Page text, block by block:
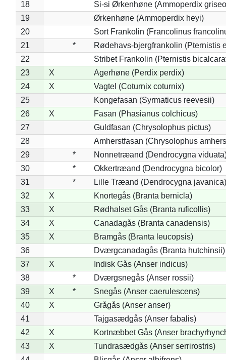
18
Si-si Ørkenhøne (Ammoperdix
19
Ørkenhøne (Ammoperdix heyi)
20
Sort Frankolin (Francolinus
21
*
Rødehavs-bjergfrankolin (Pternistis
22
Stribet Frankolin (Pternistis
23
X
Agerhøne (Perdix perdix)
24
X
Vagtel (Coturnix coturnix)
25
Kongefasan (Syrmaticus reevesii)
26
X
Fasan (Phasianus colchicus)
27
Guldfasan (Chrysolophus pictus)
28
Amherstfasan (Chrysolophus
29
*
Nonnetræand (Dendrocygna
30
*
Okkertræand (Dendrocygna bicolor)
31
*
Lille Træand (Dendrocygna javanica)
32
X
Knortegås (Branta bernicla)
33
X
Rødhalset Gås (Branta ruficollis)
34
X
Canadagås (Branta canadensis)
35
X
Bramgås (Branta leucopsis)
36
Dværgcanadagås (Branta hutchinsii)
37
X
Indisk Gås (Anser indicus)
38
*
Dværgsnegås (Anser rossii)
39
X *
Snegås (Anser caerulescens)
40
X
Grågås (Anser anser)
41
Tajgasædgås (Anser fabalis)
42
X
Kortnæbbet Gås (Anser
43
X
Tundrasædgås (Anser serrirostris)